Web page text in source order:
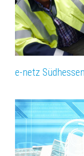
e-netz Südhessen